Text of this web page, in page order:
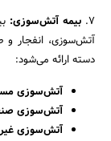
۷. بیمه آتش‌سوزی:
آتش‌سوزی، انفجار و
دسته ارائه می‌شود:
آتش‌سوزی
آتش‌سوزی
آتش‌سوزی